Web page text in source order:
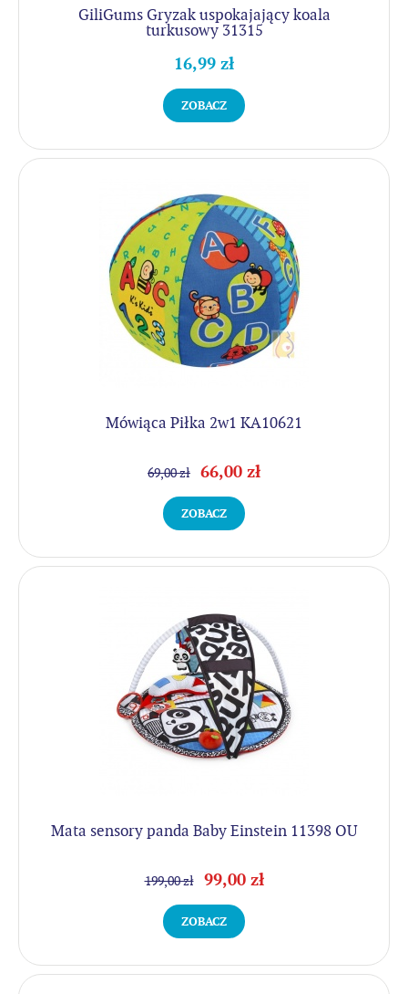
GiliGums Gryzak uspokajający koala
turkusowy 31315
16,99 zł
ZOBACZ
Mówiąca Piłka 2w1 KA10621
69,00 zł 66,00 zł
ZOBACZ
Mata sensory panda Baby Einstein 11398 OU
199,00 zł 99,00 zł
ZOBACZ